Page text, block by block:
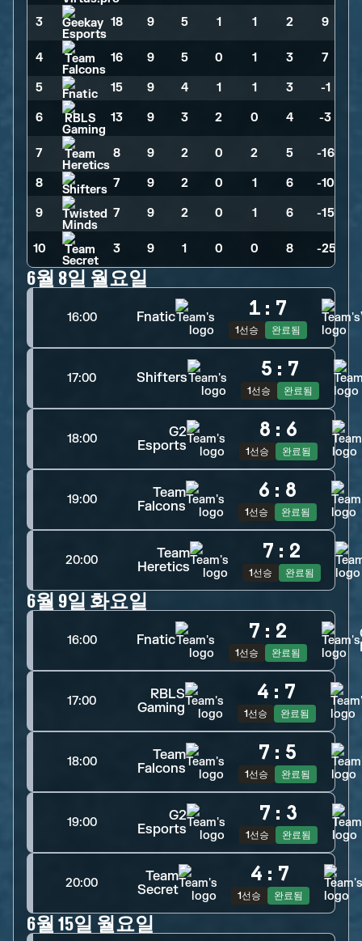
3 18 9 5 1 1 2 9
4 16 9 5 0 1 3 7
5 15 9 4 1 1 3 -1
6 13 9 3 2 0 4 -3
7 8 9 2 0 2 5 -16
8 7 9 2 0 1 6 -10
9 7 9 2 0 1 6 -15
10 3 9 1 0 0 8 -25
6월 8일 월요일
16:00 Fnatic 1 : 7
1선승 완료됨
17:00 Shifters 5 : 7
1선승 완료됨
18:00
G2
Esports
8 : 6
1선승 완료됨
19:00
Team
Falcons
6 : 8
1선승 완료됨
20:00
Team
Heretics
7 : 2
1선승 완료됨
6월 9일 화요일
16:00 Fnatic 7 : 2
1선승 완료됨
17:00
RBLS
Gaming
4 : 7
1선승 완료됨
18:00
Team
Falcons
7 : 5
1선승 완료됨
19:00
G2
Esports
7 : 3
1선승 완료됨
20:00
Team
Secret
4 : 7
1선승 완료됨
6월 15일 월요일